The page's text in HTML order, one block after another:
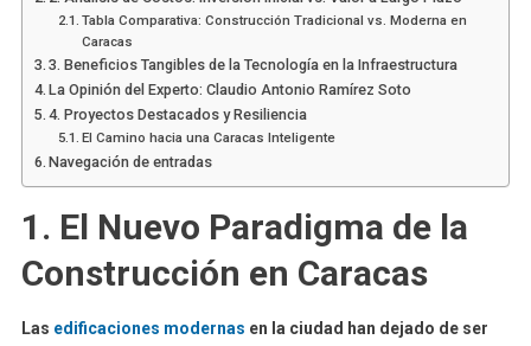
Tabla Comparativa: Construcción Tradicional vs. Moderna en
Caracas
3. Beneficios Tangibles de la Tecnología en la Infraestructura
La Opinión del Experto: Claudio Antonio Ramírez Soto
4. Proyectos Destacados y Resiliencia
El Camino hacia una Caracas Inteligente
Navegación de entradas
1. El Nuevo Paradigma de la
Construcción en Caracas
Las edificaciones modernas en la ciudad han dejado de ser